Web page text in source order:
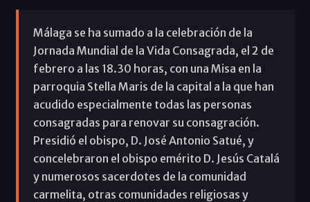
Málaga se ha sumado a la celebración de la
Jornada Mundial de la Vida Consagrada, el 2 de
febrero a las 18.30 horas, con una Misa en la
parroquia Stella Maris de la capital a la que han
acudido especialmente todas las personas
consagradas para renovar su consagración.
Presidió el obispo, D. José Antonio Satué, y
concelebraron el obispo emérito D. Jesús Catalá
y numerosos sacerdotes de la comunidad
carmelita, otras comunidades religiosas y